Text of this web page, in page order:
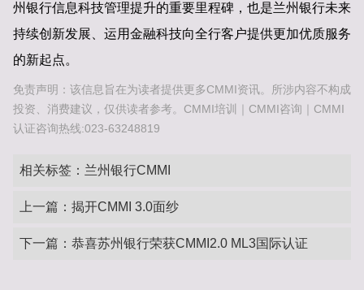
州银行信息科技管理提升的重要里程碑，也是兰州银行未来
持续创新发展、运用金融科技向全行客户提供更加优质服务
的新起点。
免责声明：该信息旨在为读者提供更多CMMI资讯。所涉内容不构成
投资、消费建议，仅供读者参考。CMMI培训｜CMMI咨询｜CMMI
认证咨询热线:023-63248819
相关标签： 兰州银行CMMI
上一篇： 揭开CMMI 3.0面纱
下一篇： 恭喜苏州银行荣获CMMI2.0 ML3国际认证